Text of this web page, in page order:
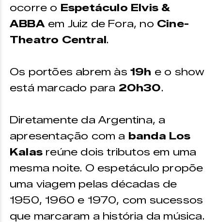
noponto de venda.
PONTO DE VENDA
Praça Menelick de Carvalho,
150
Aberto de segunda a sexta-
feira das 9h às 18h
Contato:
(32) 99800-8403
Ver no mapa
ocorre o Espetáculo Elvis &
ABBAem Juiz de Fora, no Cine-
Theatro Central.
Os portões abrem às 19h e o show
está marcado para 20h30.
Diretamente da Argentina, a
apresentação com a banda Los
Kalas reúne dois tributos em uma
mesma noite. O espetáculo propõe
uma viagem pelas décadas de
1950, 1960 e 1970, com sucessos
que marcaram a história da música.